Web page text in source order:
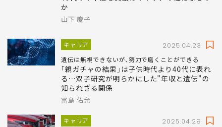
か
山下 慶子
キャリア 2025.04.23
遺伝は無視できないが､努力で磨くことができる
｢親ガチャの結果｣は子供時代より40代に表れ
る…双子研究が明らかにした"年収と遺伝"の
知られざる関係
冨島 佑允
キャリア 2025.04.29